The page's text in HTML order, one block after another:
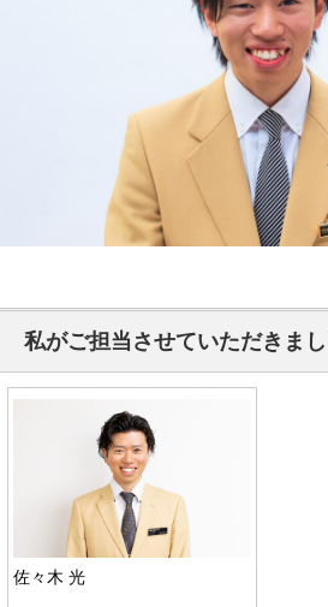
私がご担当させていただきまし
佐々木 光